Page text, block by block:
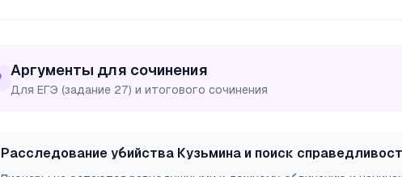
Аргументы для сочинения
Для ЕГЭ (задание 27) и итогового сочинения
Расследование убийства Кузьмина и поиск